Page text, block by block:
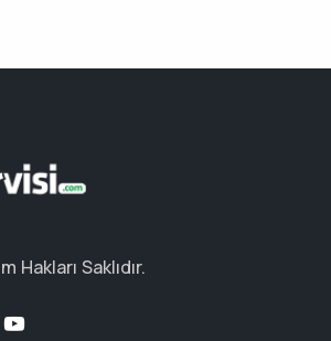
Hakları Saklıdır.